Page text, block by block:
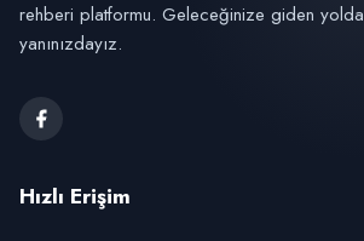
rehberi platformu. Geleceğinize giden yolda
yanınızdayız.
Hızlı Erişim